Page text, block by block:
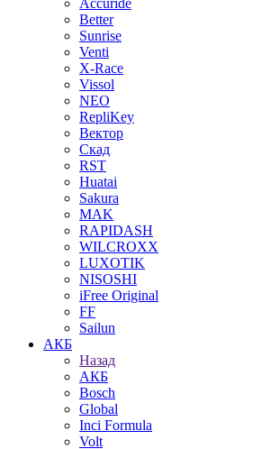
Accuride
Better
Sunrise
Venti
X-Race
Vissol
NEO
RepliKey
Вектор
Скад
RST
Huatai
Sakura
MAK
RAPIDASH
WILCROXX
LUXOTIK
NISOSHI
iFree Original
FF
Sailun
АКБ
Назад
АКБ
Bosch
Global
Inci Formula
Volt